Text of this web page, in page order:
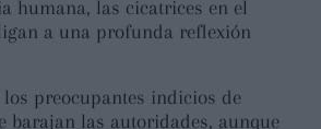
humana, las cicatrices en el
a una profunda reflexión
preocupantes indicios de
barajan las autoridades, aunque